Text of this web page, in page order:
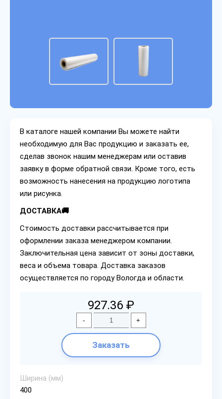
В каталоге нашей компании Вы можете найти
необходимую для Вас продукцию и заказать ее,
сделав звонок нашим менеджерам или оставив
заявку в форме обратной связи. Кроме того, есть
возможность нанесения на продукцию логотипа
или рисунка.
ДОСТАВКА🚚
Стоимость доставки рассчитывается при
оформлении заказа менеджером компании.
Заключительная цена зависит от зоны доставки,
веса и объема товара. Доставка заказов
осуществляется по городу Вологда и области.
927.36 ₽
- +
Заказать
Ширина (мм)
400